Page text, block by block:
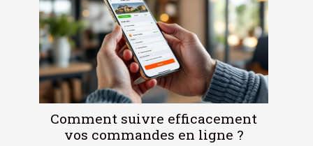
Comment suivre efficacement
vos commandes en ligne ?